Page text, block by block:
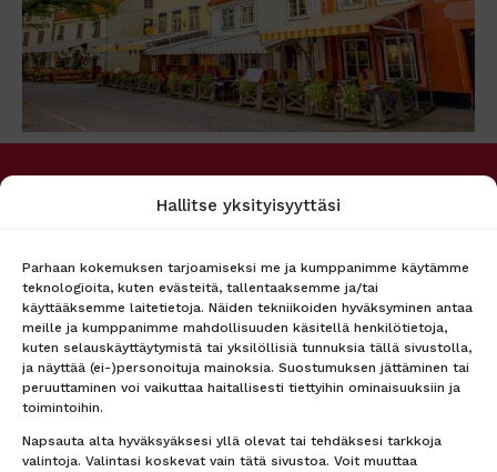
Hallitse yksityisyyttäsi
Parhaan kokemuksen tarjoamiseksi me ja kumppanimme käytämme
teknologioita, kuten evästeitä, tallentaaksemme ja/tai
käyttääksemme laitetietoja. Näiden tekniikoiden hyväksyminen antaa
meille ja kumppanimme mahdollisuuden käsitellä henkilötietoja,
kuten selauskäyttäytymistä tai yksilöllisiä tunnuksia tällä sivustolla,
ja näyttää (ei-)personoituja mainoksia. Suostumuksen jättäminen tai
peruuttaminen voi vaikuttaa haitallisesti tiettyihin ominaisuuksiin ja
toimintoihin.
Napsauta alta hyväksyäksesi yllä olevat tai tehdäksesi tarkkoja
valintoja. Valintasi koskevat vain tätä sivustoa. Voit muuttaa
Lennot
Hotellit
Lähetä tarjouspyyntö
lennoista/hotellista –
vastaamme nopeasti
Lentokenttäkuljetus
Matkatavarat
Lentokenttäpysäköinti
Lounge-palvelut
Tietoa meistä
Ryhmämyynti
Lähetä tarjouspyyntö
lennoista/hotellista –
vastaamme nopeasti
Uutiset
Matkaehdot
Tietosuojailmoitus
Rekisteriseloste